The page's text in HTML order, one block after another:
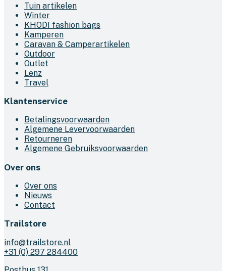
Tuin artikelen
Winter
KHODI fashion bags
Kamperen
Caravan & Camperartikelen
Outdoor
Outlet
Lenz
Travel
Klantenservice
Betalingsvoorwaarden
Algemene Levervoorwaarden
Retourneren
Algemene Gebruiksvoorwaarden
Over ons
Over ons
Nieuws
Contact
Trailstore
info@trailstore.nl
+31 (0) 297 284400